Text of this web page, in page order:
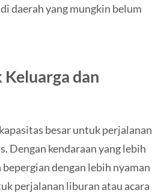
daerah yang mungkin belum
dan
besar untuk perjalanan
Dengan kendaraan yang lebih
dengan lebih nyaman
perjalanan liburan atau acara